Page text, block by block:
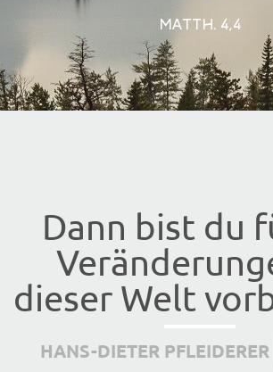
MATTH. 4,4
Dann bist du
dieser Welt
HANS-DIETER PFLEIDERER